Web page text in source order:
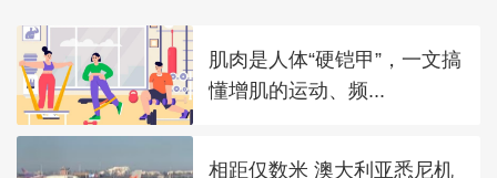
肌肉是人体“硬铠甲”，一文搞
懂增肌的运动、频...
相距仅数米 澳大利亚悉尼机